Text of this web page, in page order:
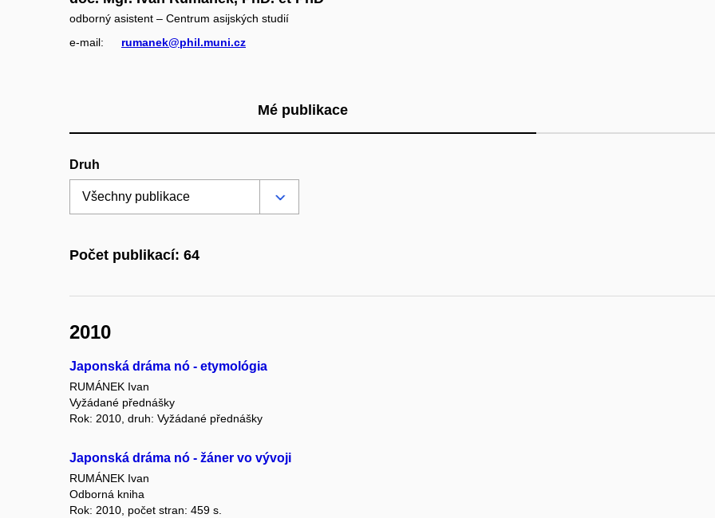
odborný asistent – Centrum asijských studií
e‑mail:
rumanek@phil.muni.cz
Mé publikace
Druh
Počet publikací: 64
2010
Japonská dráma nó - etymológia
RUMÁNEK Ivan
Vyžádané přednášky
Rok: 2010, druh: Vyžádané přednášky
Japonská dráma nó - žáner vo vývoji
RUMÁNEK Ivan
Odborná kniha
Rok: 2010, počet stran: 459 s.